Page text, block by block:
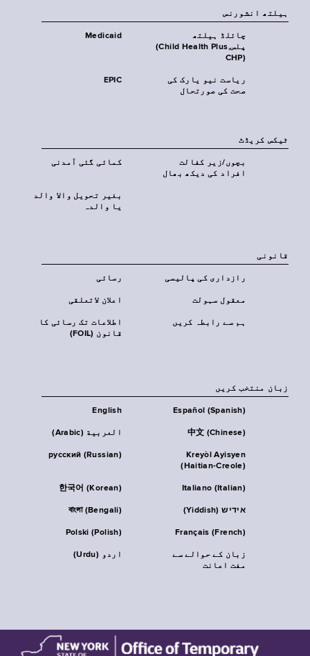
‏ہیلتھ انشورنس
Medicaid
چائلڈ ہیلتھ
پلس‎(Child Health Plus,
CHP)‎
EPIC
ریاست نیو یارک کی
صحت کی صورتحال
ٹیکس کریڈٹ
کمائی گئی آمدنی
بچوں/زیر کفالت
افراد کی دیکھ بھال
بغیر تحویل والا والد
یا والدہ
قانونی
رسائی رازداری کی پالیسی
اعلان لاتعلقی معقول سہولت
اطلاعات تک رسائی کا
قانون (FOIL)
ہم سے رابطہ کریں
زبان منتخب کریں
English Español (Spanish)
العربية (Arabic) 中文 (Chinese)
русский (Russian)
Kreyòl Ayisyen
(Haitian-Creole)
한국어 (Korean) Italiano (Italian)
বাংলা (Bengali) אידיש (Yiddish)
Polski (Polish) Français (French)
اردو (Urdu)
زبان کے حوالے سے
مفت اعانت